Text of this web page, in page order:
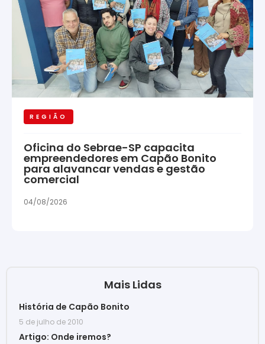
REGIÃO
Oficina do Sebrae-SP capacita
empreendedores em Capão Bonito
para alavancar vendas e gestão
comercial
04/08/2026
Mais Lidas
História de Capão Bonito
5 de julho de 2010
Artigo: Onde iremos?